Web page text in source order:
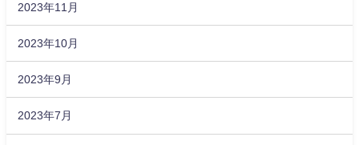
2023年11月
2023年10月
2023年9月
2023年7月